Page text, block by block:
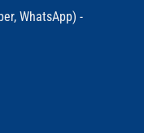
WhatsApp) -